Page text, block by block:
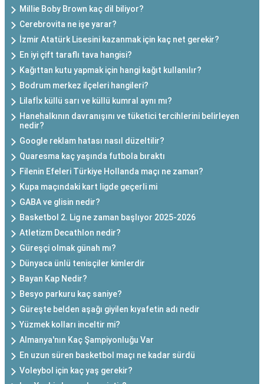
Millie Boby Brown kaç dil biliyor?
Cerebrovita ne işe yarar?
İzmir Atatürk Lisesini kazanmak için kaç net gerekir?
En iyi çift taraflı tava hangisi?
Kağıttan kutu yapmak için hangi kağıt kullanılır?
Bodrum merkez ilçeleri hangileri?
Lilafİx küllü sarı ve küllü kumral aynı mı?
Hanehalkının davranışını ve tüketici tercihlerini belirleyen
nedir?
Google reklam hatası nasıl düzeltilir?
Quaresma kaç yaşında futbola bıraktı
Filenin Efeleri Türkiye Hollanda maçı ne zaman?
Kupa maçındaki kart ligde geçerli mi
GABA ve glisin nedir?
Basketbol 2. Lig ne zaman başlıyor 2025-2026
Atletizm Decathlon nedir?
Güreşçi olmak günah mı?
Dünyaca ünlü tenisçiler kimlerdir
Bayan Kap Nedir?
Besyo parkuru kaç saniye?
Güreşte belden aşağı giyilen kıyafetin adı nedir
Yüzmek kolları inceltir mi?
Almanya'nın Kaç Şampiyonluğu Var
En uzun süren basketbol maçı ne kadar sürdü
Voleybol için kaç yaş gerekir?